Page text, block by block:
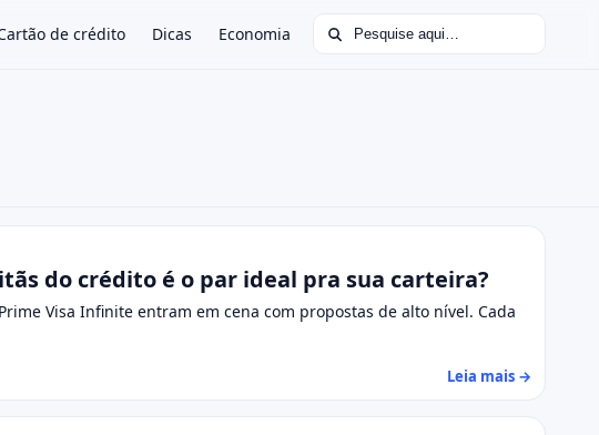
de crédito Dicas Economia Buscar por:
do crédito é o par ideal pra sua carteira?
Visa Infinite entram em cena com propostas de alto nível. Cada
Leia mais →